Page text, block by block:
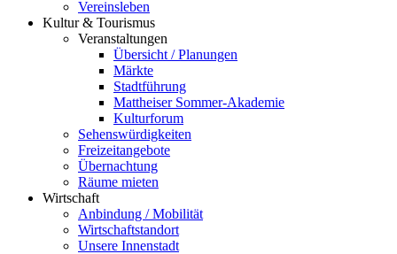
Vereinsleben
Kultur & Tourismus
Veranstaltungen
Übersicht / Planungen
Märkte
Stadtführung
Mattheiser Sommer-Akademie
Kulturforum
Sehenswürdigkeiten
Freizeitangebote
Übernachtung
Räume mieten
Wirtschaft
Anbindung / Mobilität
Wirtschaftstandort
Unsere Innenstadt